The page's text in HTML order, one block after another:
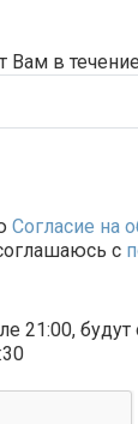
Вам в
Согласие на
с
21:00,